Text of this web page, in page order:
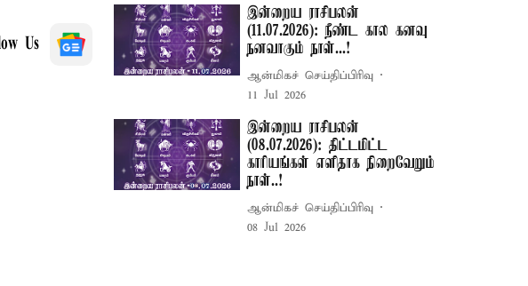
Us
இன்றைய ராசிபலன்
(11.07.2026): நீண்ட கால கனவு
நனவாகும் நாள்...!
ஆன்மிகச் செய்திப்பிரிவு
11 Jul 2026
இன்றைய ராசிபலன்
(08.07.2026): திட்டமிட்ட
காரியங்கள் எளிதாக நிறைவேறும்
நாள்..!
ஆன்மிகச் செய்திப்பிரிவு
08 Jul 2026